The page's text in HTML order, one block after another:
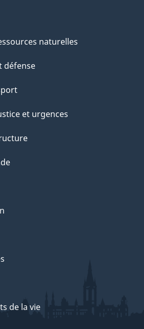
naturelles
défense
et urgences
de la vie